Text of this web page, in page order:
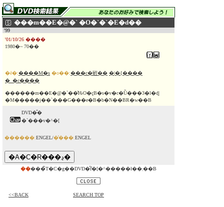
���m��E�@�` �O�`�`�E�d��
'99
'01/10/26 ����
1980�~ 70��
�ē�:����M�s �o��:���c�䂤�� �|�{����
�_�c����
������m��E�@�`��̔ԊO�ҁB�s�v�c�Ȕ���3�l�ɖ|
�M�����j��`���G���e�B�b�N��BR�w��B
DVD�̂�
�`���v�^�[
������:ENGEL/�̔���:ENGEL
�� ���̃T�C�g��DVD�̂݃f�[�^�����ł��܂��B
<<BACK SEARCH TOP